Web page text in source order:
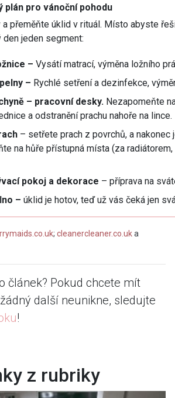
plán pro vánoční pohodu
přeměňte úklid v rituál. Místo abyste
jeden segment:
– Vysátí matrací, výměna ložního
– Rychlé setření a dezinfekce,
– pracovní desky. Nezapomeňte
a odstranění prachu nahoře na lince.
– setřete prach z povrchů, a nakonec
na hůře přístupná místa (za
pokoj a dekorace – příprava na
– úklid je hotov, teď už vás čeká jen
; cleanercleaner.co.uka
článek? Pokud chcete mít
další neunikne, sledujte
!
z rubriky